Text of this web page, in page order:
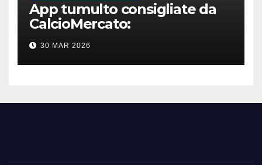
App tumulto consigliate da
CalcioMercato:
considerazione di gennaio
2026
30 MAR 2026